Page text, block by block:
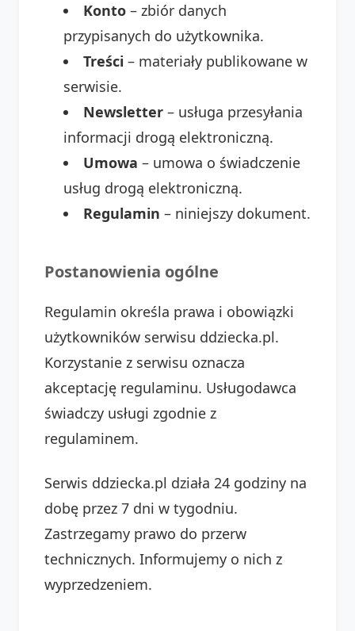
Konto – zbiór danych
przypisanych do użytkownika.
Treści – materiały publikowane w
serwisie.
Newsletter – usługa przesyłania
informacji drogą elektroniczną.
Umowa – umowa o świadczenie
usług drogą elektroniczną.
Regulamin – niniejszy dokument.
Postanowienia ogólne
Regulamin określa prawa i obowiązki
użytkowników serwisu ddziecka.pl.
Korzystanie z serwisu oznacza
akceptację regulaminu. Usługodawca
świadczy usługi zgodnie z
regulaminem.
Serwis ddziecka.pl działa 24 godziny na
dobę przez 7 dni w tygodniu.
Zastrzegamy prawo do przerw
technicznych. Informujemy o nich z
wyprzedzeniem.